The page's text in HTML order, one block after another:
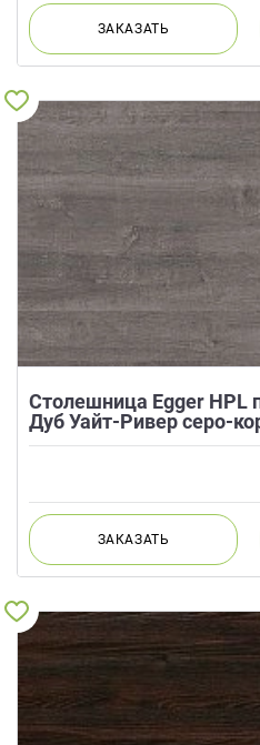
ЗАКАЗАТЬ
Столешница Egger HPL
Дуб Уайт-Ривер серо-
ЗАКАЗАТЬ